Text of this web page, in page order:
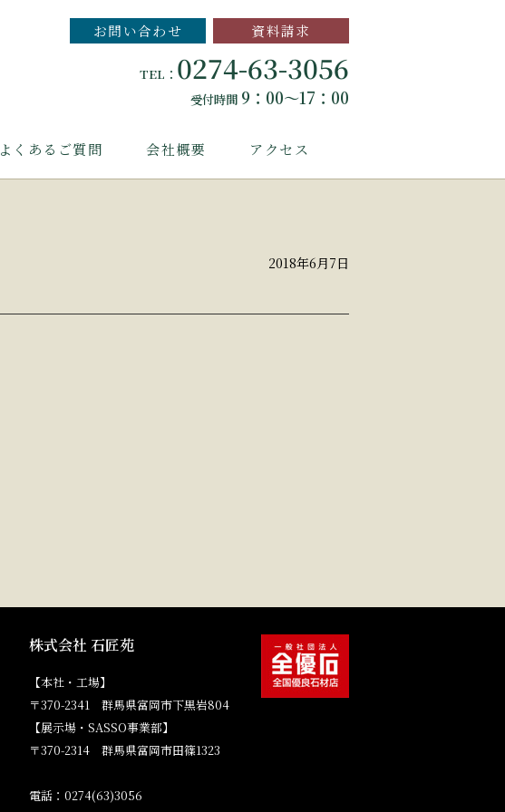
お問い合わせ 資料請求
TEL： 0274-63-3056
受付時間 9：00～17：00
よくあるご質問 会社概要 アクセス
2018年6月7日
株式会社 石匠苑
【本社・工場】
〒370-2341 群馬県富岡市下黒岩804
【展示場・SASSO事業部】
〒370-2314 群馬県富岡市田篠1323
電話：0274(63)3056